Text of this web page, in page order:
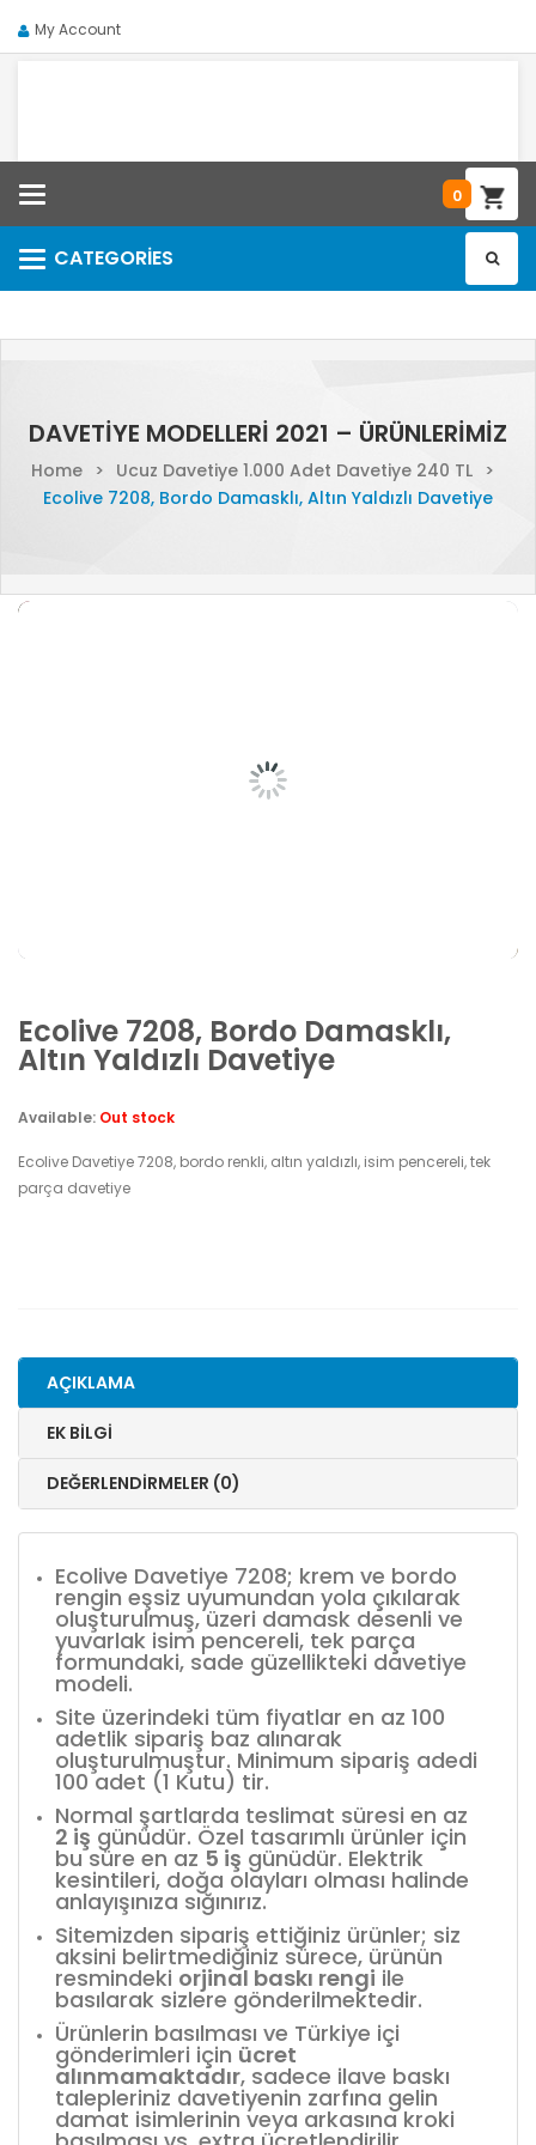
My Account
0
CATEGORIES
Categories
DAVETIYE MODELLERI 2021 – ÜRÜNLERIMIZ
Home > Ucuz Davetiye 1.000 Adet Davetiye 240 TL
>
Ecolive 7208, Bordo Damasklı, Altın Yaldızlı Davetiye
Ecolive 7208, Bordo Damasklı,
Altın Yaldızlı Davetiye
Available: Out stock
Ecolive Davetiye 7208, bordo renkli, altın yaldızlı, isim pencereli, tek
parça davetiye
AÇIKLAMA
EK BILGI
DEĞERLENDIRMELER (0)
Ecolive Davetiye 7208; krem ve bordo
rengin eşsiz uyumundan yola çıkılarak
oluşturulmuş, üzeri damask desenli ve
yuvarlak isim pencereli, tek parça
formundaki, sade güzellikteki davetiye
modeli.
Site üzerindeki tüm fiyatlar en az 100
adetlik sipariş baz alınarak
oluşturulmuştur. Minimum sipariş adedi
100 adet (1 Kutu) tir.
Normal şartlarda teslimat süresi en az
2 iş günüdür. Özel tasarımlı ürünler için
bu süre en az 5 iş günüdür. Elektrik
kesintileri, doğa olayları olması halinde
anlayışınıza sığınırız.
Sitemizden sipariş ettiğiniz ürünler; siz
aksini belirtmediğiniz sürece, ürünün
resmindeki orjinal baskı rengi ile
basılarak sizlere gönderilmektedir.
Ürünlerin basılması ve Türkiye içi
gönderimleri için ücret
alınmamaktadır, sadece ilave baskı
talepleriniz davetiyenin zarfına gelin
damat isimlerinin veya arkasına kroki